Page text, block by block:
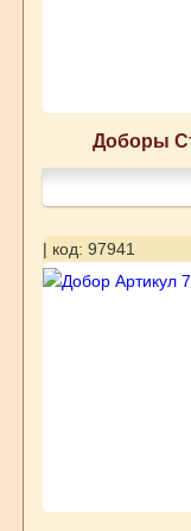
Доборы
| код: 97941